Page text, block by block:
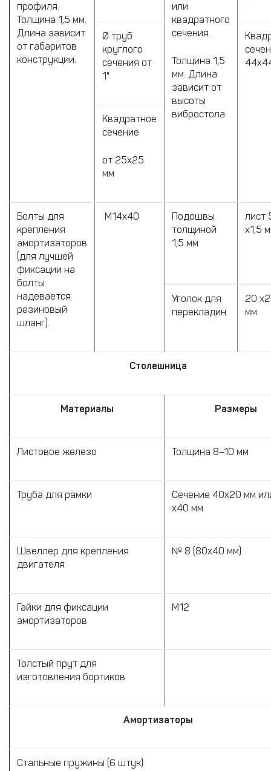
профиля.
Толщина 1,5 мм.
Длина зависит
от габаритов
конструкции.
или
квадратного
сечения.
Толщина 1,5
мм. Длина
зависит от
высоты
вибростола.
Ø труб
круглого
сечения от
1"
Квадратное
сечение
от 25х25
мм
Болты для
крепления
амортизаторов
(для лучшей
фиксации на
болты
надевается
резиновый
шланг).
М14х40
Подошвы
толщиной
1,5 мм
лист
х1,5
Уголок для
перекладин
20
мм
Столешница
Материалы Размеры
Листовое железо Толщина 8–10 мм
Труба для рамки
Сечение 40х20 мм
х40 мм
Швеллер для крепления
двигателя
№ 8 (80х40 мм)
Гайки для фиксации
амортизаторов
М12
Толстый прут для
изготовления бортиков
Амортизаторы
Стальные пружины (6 штук)